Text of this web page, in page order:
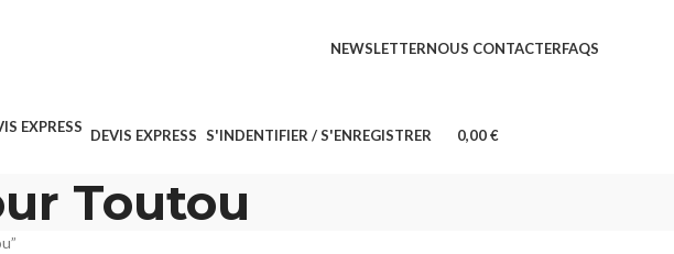
NEWSLETTERNOUS CONTACTERFAQS
DEVIS EXPRESS S'INDENTIFIER / S'ENREGISTRER 0,00€
Toutou